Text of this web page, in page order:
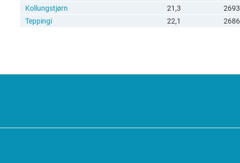
Kollungstjørn
21,3 2693
Teppingi
22,1 2686